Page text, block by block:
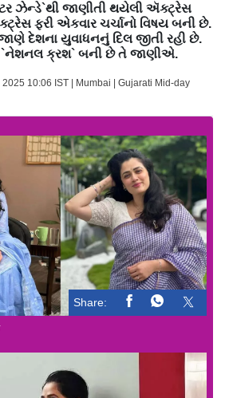
ઝેન્ડે`થી જાણીતી થયેલી ઍક્ટ્રેસ
ફરી એકવાર ચર્ચાનો વિષય બની છે.
દેશના યુવાધનનું દિલ જીતી રહી છે.
`નેશનલ ક્રશ` બની છે તે જાણીએ.
2025 10:06 IST | Mumbai | Gujarati Mid-day
Share: